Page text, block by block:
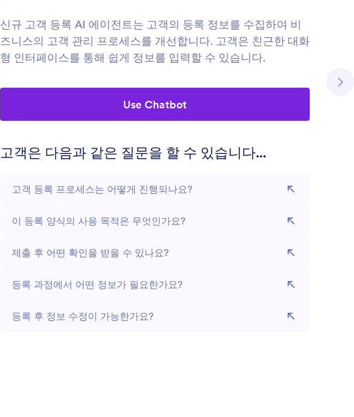
신규 고객 등록 AI 에이전트는 고객의 등록 정보를 수집하여 비
즈니스의 고객 관리 프로세스를 개선합니다. 고객은 친근한 대화
형 인터페이스를 통해 쉽게 정보를 입력할 수 있습니다.
Use Chatbot
고객은 다음과 같은 질문을 할 수 있습니다...
고객 등록 프로세스는 어떻게 진행되나요?
이 등록 양식의 사용 목적은 무엇인가요?
제출 후 어떤 확인을 받을 수 있나요?
등록 과정에서 어떤 정보가 필요한가요?
등록 후 정보 수정이 가능한가요?